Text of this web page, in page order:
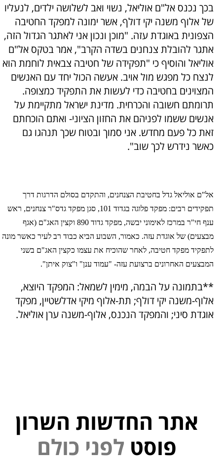
בכך נכנס אל"ם אוליאל, נשוי ואב לשלושה ילדים, לנעליו
של אלוף משנה יקי דולף, אשר ימונה למפקד החטיבה
הצפונית באוגדת עזה. "מוכן ונכון אני לאתגר הגדול הזה,
אתגר להובלת צנחנים בשדה הקרב", אמר בטקס אל"ם
אוליאל והוסיף כי "תפקידה של חטיבה צבאית לוחמת הוא
לנצח כל מפגש מול אויב. אעשה הכול יחד עם האנשים
המצוינים בחטיבה כדי לעשות את התפקיד כמצופה.
תרומתם חשובה והכרחית. מדינת ישראל מתקיימת על
אנשים ששמו לפניהם את החזון הציוני- ואתם הוכחתם
זאת כל פעם מחדש. אני סמוך ובטוח שכך תנהגו גם
כאשר נידרש לכך שוב".
אל"ם אוליאל גדל בחטיבת הצנחנים, והתקדם בסולם הדרגות דרך
תפקידים רבים: מפקד פלוגה בגדוד 101, סגן מפקד גדס"ר צנחנים, ראש
ענף חי"ר במרכז לאימוני יבשה, מפקד גדוד 890 וקצין האג"ם (אגף
מבצעים) של אוגדת עזה. כאמור, השבוע הביא כבוד רב לעיר כאשר מונה
לתפקיד מפקד חטיבה, לאחר שהוכיח את עצמו כקצין האג"ם בשני
המבצעים האחרונים ברצועת עזה- "עמוד ענן" ו"צוק איתן".
**בתמונה על הבמה, מימין לשמאל: המפקד היוצא,
אלוף-משנה יקי דולף; תת-אלוף מיקי אדלשטיין, מפקד
אוגדת סיני; והמפקד הנכנס, אלוף-משנה ערן אוליאל.
אתר החדשות השרון
פוסט